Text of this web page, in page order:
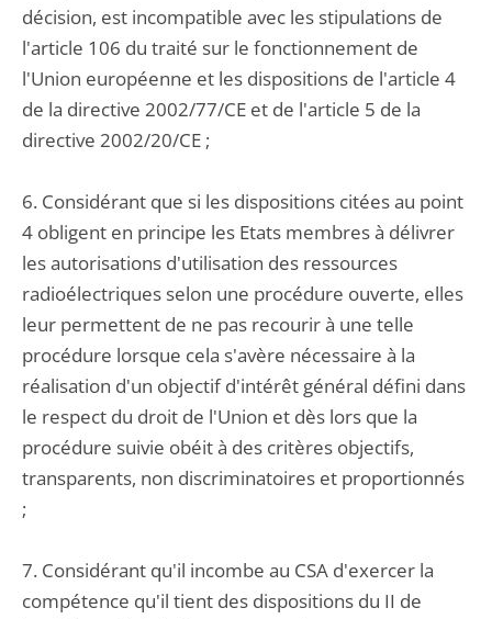
décision, est incompatible avec les stipulations de
l'article 106 du traité sur le fonctionnement de
l'Union européenne et les dispositions de l'article 4
de la directive 2002/77/CE et de l'article 5 de la
directive 2002/20/CE ;
6. Considérant que si les dispositions citées au point
4 obligent en principe les Etats membres à délivrer
les autorisations d'utilisation des ressources
radioélectriques selon une procédure ouverte, elles
leur permettent de ne pas recourir à une telle
procédure lorsque cela s'avère nécessaire à la
réalisation d'un objectif d'intérêt général défini dans
le respect du droit de l'Union et dès lors que la
procédure suivie obéit à des critères objectifs,
transparents, non discriminatoires et proportionnés
;
7. Considérant qu'il incombe au CSA d'exercer la
compétence qu'il tient des dispositions du II de